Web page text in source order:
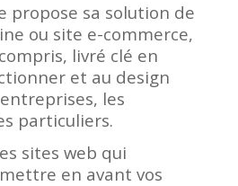
propose sa solution de
ou site e-commerce,
livré clé en
et au design
les
particuliers.
sites web qui
en avant vos